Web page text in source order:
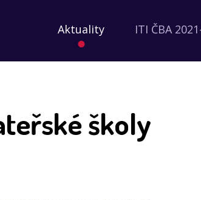
Aktuality ITI ČBA
školy